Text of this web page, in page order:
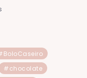
#chocolate